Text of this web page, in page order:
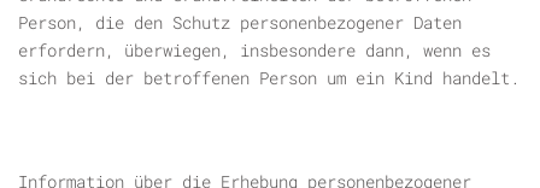
Person, die den Schutz personenbezogener Daten
erfordern, überwiegen, insbesondere dann, wenn es
sich bei der betroffenen Person um ein Kind handelt.
Information über die Erhebung personenbezogener